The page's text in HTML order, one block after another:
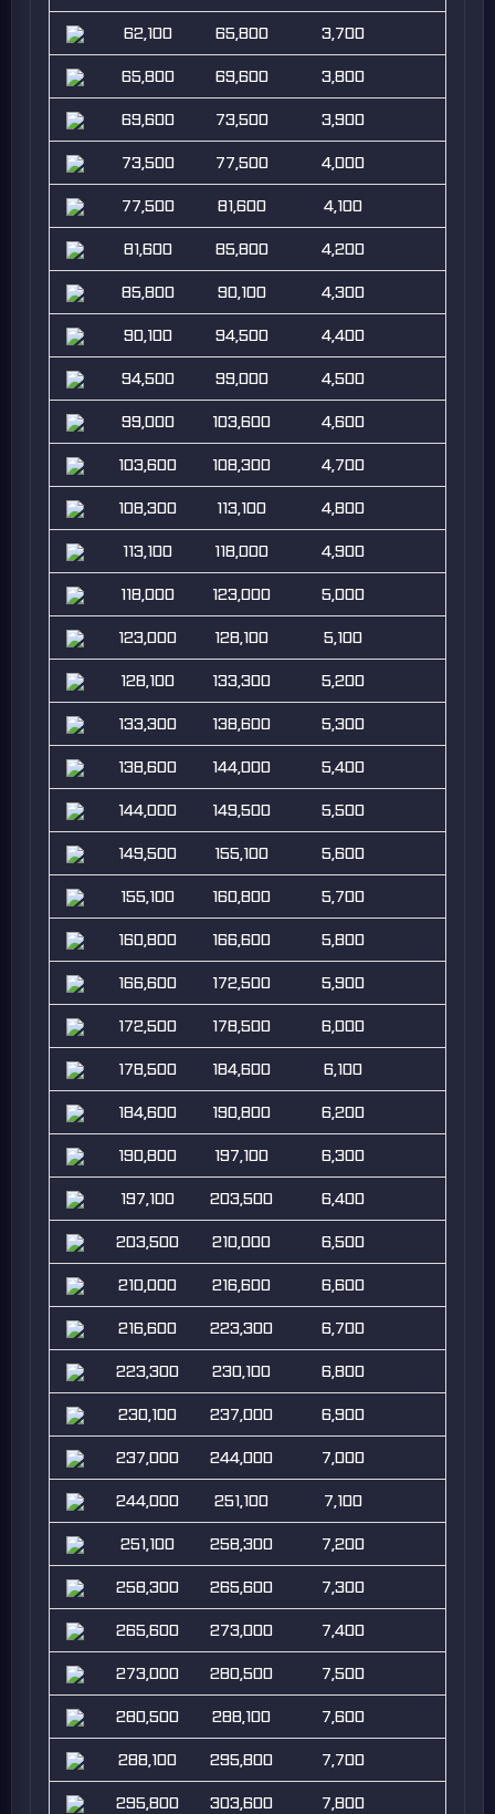
62,100 65,800 3,700
65,800 69,600 3,800
69,600 73,500 3,900
73,500 77,500 4,000
77,500 81,600 4,100
81,600 85,800 4,200
85,800 90,100 4,300
90,100 94,500 4,400
94,500 99,000 4,500
99,000 103,600 4,600
103,600 108,300 4,700
108,300 113,100 4,800
113,100 118,000 4,900
118,000 123,000 5,000
123,000 128,100 5,100
128,100 133,300 5,200
133,300 138,600 5,300
138,600 144,000 5,400
144,000 149,500 5,500
149,500 155,100 5,600
155,100 160,800 5,700
160,800 166,600 5,800
166,600 172,500 5,900
172,500 178,500 6,000
178,500 184,600 6,100
184,600 190,800 6,200
190,800 197,100 6,300
197,100 203,500 6,400
203,500 210,000 6,500
210,000 216,600 6,600
216,600 223,300 6,700
223,300 230,100 6,800
230,100 237,000 6,900
237,000 244,000 7,000
244,000 251,100 7,100
251,100 258,300 7,200
258,300 265,600 7,300
265,600 273,000 7,400
273,000 280,500 7,500
280,500 288,100 7,600
288,100 295,800 7,700
295,800 303,600 7,800